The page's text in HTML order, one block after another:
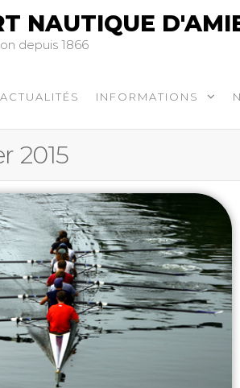
NAUTIQUE
depuis 1866
ACTUALITÉS INFORMATIONS
2015